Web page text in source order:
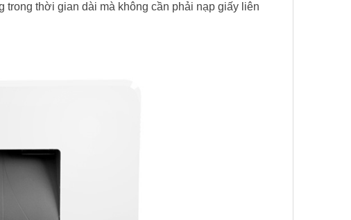
thời gian dài mà không cần phải nạp giấy liên